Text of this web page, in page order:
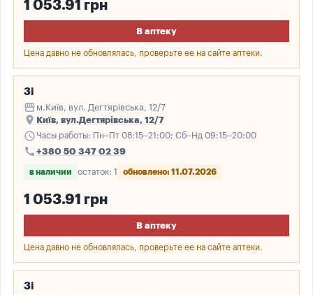
1 053.91 грн
В аптеку
Цена давно не обновлялась, проверьте ее на сайте аптеки.
3і
storefront м.Київ, вул. Дегтярівська, 12/7
place Київ, вул.Дегтярівська, 12/7
scheduleЧасы работы: Пн–Пт 08:15–21:00; Сб–Нд 09:15–20:00
call +380 50 347 02 39
в наличии остаток: 1 обновлено: 11.07.2026
1 053.91 грн
В аптеку
Цена давно не обновлялась, проверьте ее на сайте аптеки.
3і